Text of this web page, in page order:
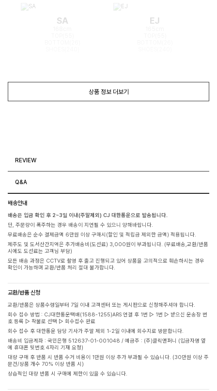
SA EJ
상품 정보 더보기
REVIEW
Q&A
배송안내
배송은 입금 확인 후 2~3일 이내(주말제외) CJ 대한통운으로 발송됩니다.
단, 주문량이 폭주하는 경우 배송이 지연될 수 있으니 양해바랍니다.
무료배송은 순수 결제금액 6만원 이상 구매시(할인 및 적립금 제외한 금액) 적용됩니다.
제주도 및 도서산간지역은 추가배송비(도선료) 3,000원이 부과됩니다. (무료배송,교환/반품
시에도 도선료는 고객님 부담)
모든 배송 과정은 CCTV로 촬영 후 출고 진행되고 있어 상품을 고의적으로 훼손하시는 경우
확인이 가능하며 교환/반품 처리 절대 불가합니다.
교환/반품 신청
교환/반품은 상품수령일부터 7일 이내 고객센터 또는 게시판으로 신청해주셔야 합니다.
회수 접수 방법 : CJ대한통운택배(1588-1255)ARS 연결 후 1번 ▷ 1번 ▷ 받으신 운송장 번
호 등록 ▷ 착불로 선택 ▷ 회수접수 완료
회수 접수 후 대한통운 담당 기사가 주말 제외 1-2일 이내에 회수지로 방문합니다.
배송비 입금계좌 : 국민은행 512637-01-001048 / 예금주 : (주)클릭앤퍼니 (입금자명 옆
에 휴대폰 뒷번호 4자리 기재 요청)
대량 구매 후 반품 시 반품 수거 비용이 1만원 이상 추가 부과될 수 있습니다. (30만원 이상 주
문건/상품 개수 70% 이상 반품 시)
상습적인 대량 반품 시 구매에 제한이 있을 수 있습니다.